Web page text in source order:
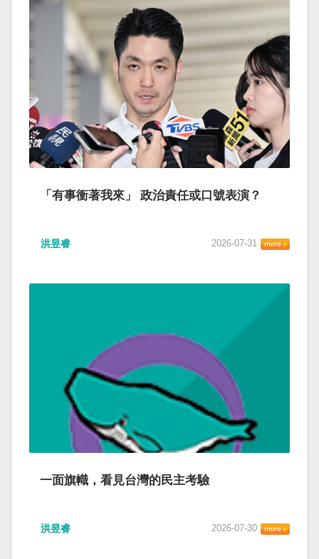
「有事衝著我來」 政治責任或口號表演？
洪昱睿 2026-07-31
一面旗幟，看見台灣的民主考驗
洪昱睿 2026-07-30